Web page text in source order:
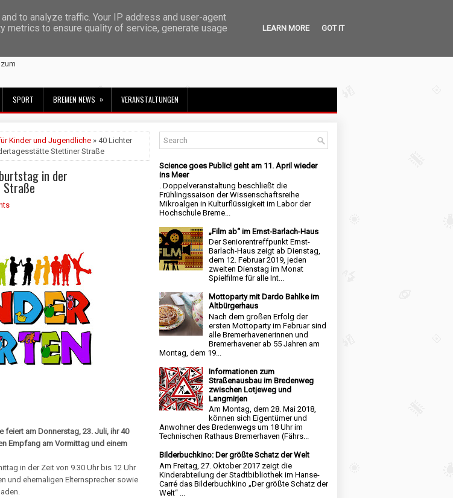
SPORT BREMEN NEWS » VERANSTALTUNGEN
Kinder und Jugendliche » 40 Lichter
Stettiner Straße
in der
feiert am Donnerstag, 23. Juli, ihr 40
Empfang am Vormittag und einem
in der Zeit von 9.30 Uhr bis 12 Uhr
und ehemaligen Elternsprecher sowie
Science goes Public! geht am 11. April wieder
ins Meer
. Doppelveranstaltung beschließt die
Frühlingssaison der Wissenschaftsreihe
Mikroalgen in Kulturflüssigkeit im Labor der
Hochschule Breme...
„Film ab“ im Ernst-Barlach-Haus
Der Seniorentreffpunkt Ernst-
Barlach-Haus zeigt ab Dienstag,
dem 12. Februar 2019, jeden
zweiten Dienstag im Monat
Spielfilme für alle Int...
Mottoparty mit Dardo Bahlke im
Altbürgerhaus
Nach dem großen Erfolg der
ersten Mottoparty im Februar sind
alle Bremerhavenerinnen und
Bremerhavener ab 55 Jahren am
Montag, dem 19...
Informationen zum
Straßenausbau im Bredenweg
zwischen Lotjeweg und
Langmirjen
Am Montag, dem 28. Mai 2018,
können sich Eigentümer und
Anwohner des Bredenwegs um 18 Uhr im
Technischen Rathaus Bremerhaven (Fährs...
Bilderbuchkino: Der größte Schatz der Welt
Am Freitag, 27. Oktober 2017 zeigt die
Kinderabteilung der Stadtbibliothek im Hanse-
Carré das Bilderbuchkino „Der größte Schatz der
Welt“ ...
to analyze traffic. Your IP address and user-agent
metrics to ensure quality of service, generate usage
LEARN MORE GOT IT